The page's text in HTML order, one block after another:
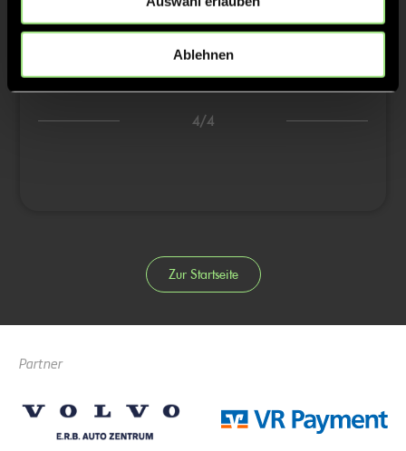
Ablehnen
2/4
4/4
Zur Startseite
Partner